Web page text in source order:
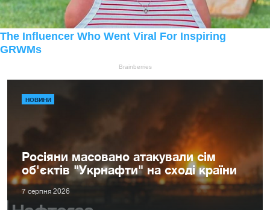
НОВИНИ
Росіяни масовано атакували сім
об'єктів "Укрнафти" на сході країни
7 серпня 2026